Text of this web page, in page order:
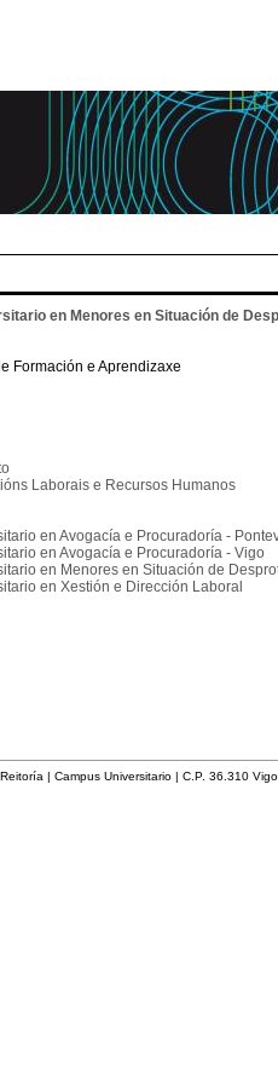
en Menores en Situación de
Formación e Aprendizaxe
Laborais e Recursos Humanos
en Avogacía e Procuradoría -
en Avogacía e Procuradoría - Vigo
en Menores en Situación de
en Xestión e Dirección Laboral
| Campus Universitario | C.P. 36.310 Vigo